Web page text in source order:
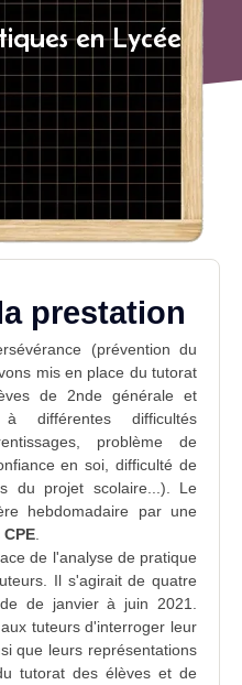
en Lycée
prestation
(prévention du
mis en place du tutorat
de 2nde générale et
à différentes difficultés
problème de
en soi, difficulté de
du projet scolaire...). Le
hebdomadaire par une
CPE
de l'analyse de pratique
Il s'agirait de quatre
de janvier à juin 2021.
tuteurs d'interroger leur
que leurs représentations
tutorat des élèves et de